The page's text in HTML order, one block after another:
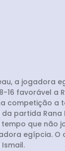
a jogadora
favorável a
competição a
da partida
que não
egípcia.